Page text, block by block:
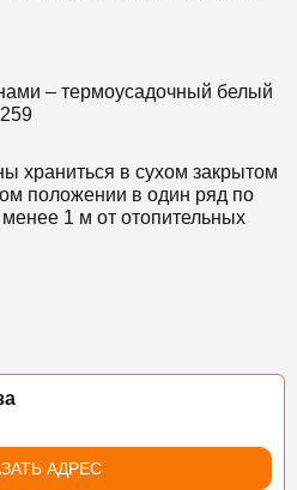
– термоусадочный белый
храниться в сухом закрытом
положении в один ряд по
1 м от отопительных
АДРЕС